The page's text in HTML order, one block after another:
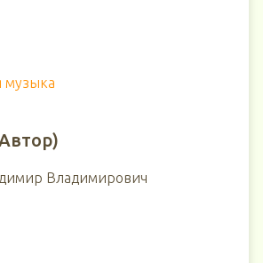
музыка
Владимирович